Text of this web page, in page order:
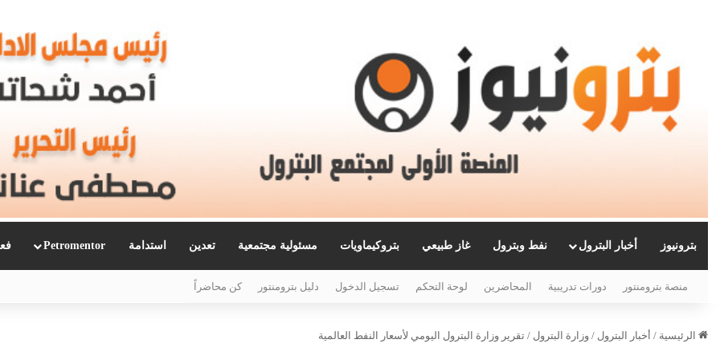
بترونيوز أخبار البترول نفط وبترول غاز طبيعي بتروكيماويات مسئولية مجتمعية تعدين استدامة Petromentor
منصة بترومنتور دورات تدريبية المحاضرين لوحة التحكم تسجيل الدخول دليل بترومنتور كن محاضراً
الرئيسية / أخبار البترول / وزارة البترول / تقرير وزارة البترول اليومي لأسعار النفط العالمية